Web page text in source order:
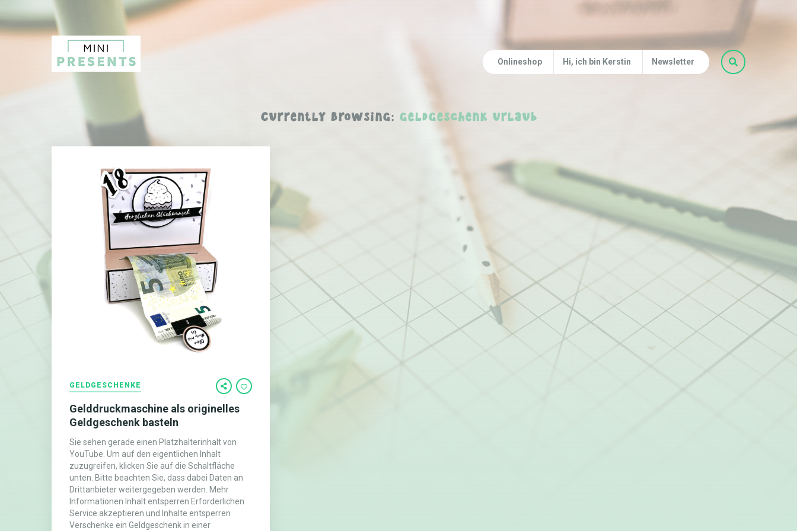
Onlineshop Hi, ich bin Kerstin Newsletter
Currently Browsing: geldgeschenk urlaub
GELDGESCHENKE
Gelddruckmaschine als originelles
Geldgeschenk basteln
Sie sehen gerade einen Platzhalterinhalt von
YouTube. Um auf den eigentlichen Inhalt
zuzugreifen, klicken Sie auf die Schaltfläche
unten. Bitte beachten Sie, dass dabei Daten an
Drittanbieter weitergegeben werden. Mehr
Informationen Inhalt entsperren Erforderlichen
Service akzeptieren und Inhalte entsperren
Verschenke ein Geldgeschenk in einer